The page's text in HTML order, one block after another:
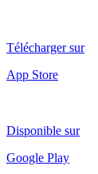
Télécharger sur
App Store
Disponible sur
Google Play